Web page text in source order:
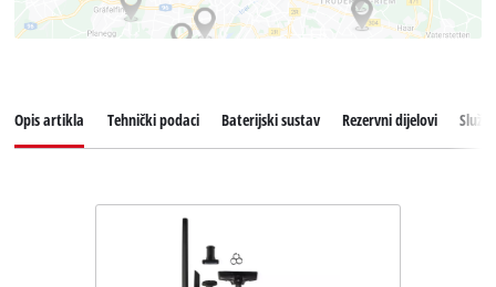
Opis artikla Tehnički podaci Baterijski sustav Rezervni dijelovi